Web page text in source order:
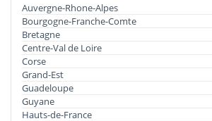
Auvergne-Rhone-Alpes
Bourgogne-Franche-Comte
Bretagne
Centre-Val de Loire
Corse
Grand-Est
Guadeloupe
Guyane
Hauts-de-France